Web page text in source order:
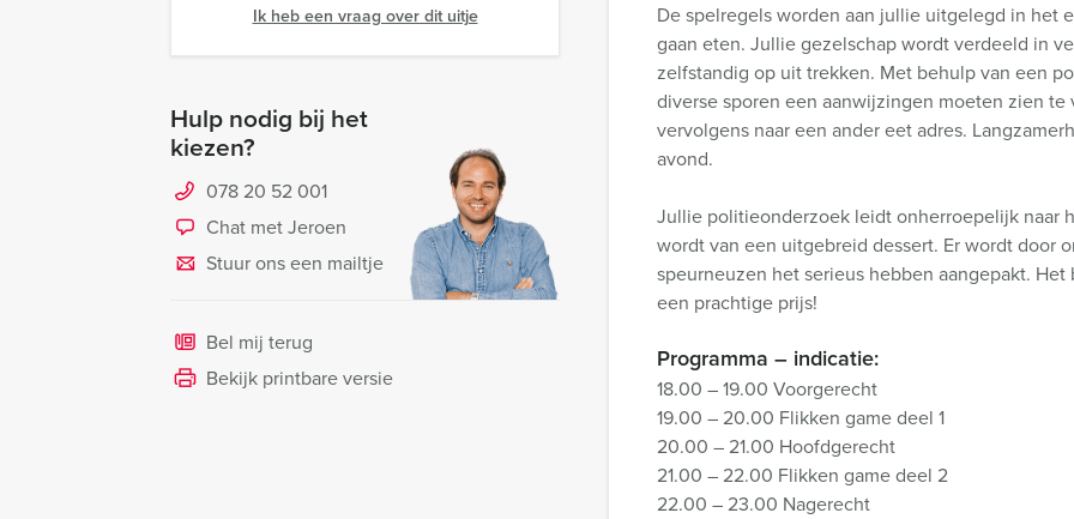
Ik heb een vraag over dit uitje
Hulp nodig bij het
kiezen?
078 20 52 001
Chat met Jeroen
Stuur ons een mailtje
Bel mij terug
Bekijk printbare versie
De spelregels worden aan jullie uitgelegd in het
gaan eten. Jullie gezelschap wordt verdeeld in
zelfstandig op uit trekken. Met behulp van een
diverse sporen een aanwijzingen moeten zien
vervolgens naar een ander eet adres.
avond.
Jullie politieonderzoek leidt onherroepelijk naar
wordt van een uitgebreid dessert. Er wordt door
speurneuzen het serieus hebben aangepakt.
een prachtige prijs!
Programma – indicatie:
18.00 – 19.00 Voorgerecht
19.00 – 20.00 Flikken game deel 1
20.00 – 21.00 Hoofdgerecht
21.00 – 22.00 Flikken game deel 2
22.00 – 23.00 Nagerecht